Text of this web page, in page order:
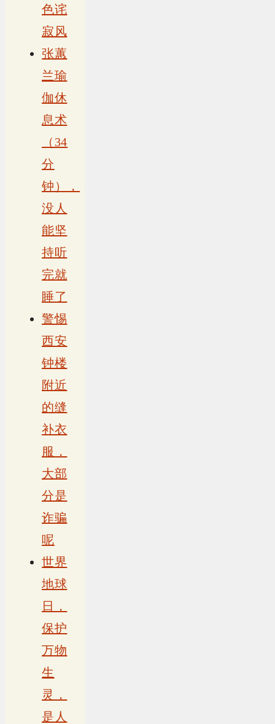
色诧
寂风
张蕙
兰瑜
伽休
息术
（34
分
钟），
没人
能坚
持听
完就
睡了
警惕
西安
钟楼
附近
的缝
补衣
服，
大部
分是
诈骗
呢
世界
地球
日，
保护
万物
生
灵，
是人